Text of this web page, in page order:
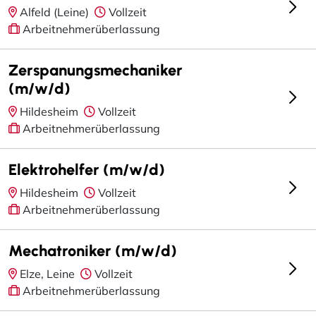
Alfeld (Leine)
Vollzeit
Arbeitnehmerüberlassung
Zerspanungsmechaniker
(m/w/d)
Hildesheim
Vollzeit
Arbeitnehmerüberlassung
Elektrohelfer (m/w/d)
Hildesheim
Vollzeit
Arbeitnehmerüberlassung
Mechatroniker (m/w/d)
Elze, Leine
Vollzeit
Arbeitnehmerüberlassung